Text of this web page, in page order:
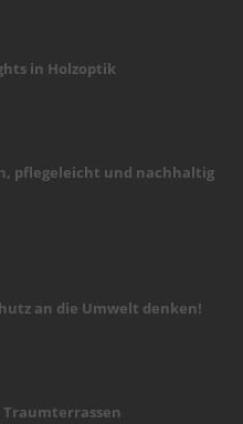
in Holzoptik
pflegeleicht und nachhaltig
an die Umwelt denken!
Traumterrassen